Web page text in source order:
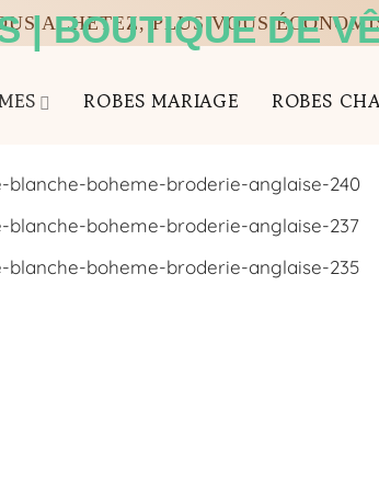
ACHETEZ, PLUS VOUS
ROBES MARIAGE ROBES